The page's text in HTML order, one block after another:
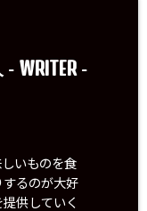
- WRITER-
いものを食
るのが大好
供していく